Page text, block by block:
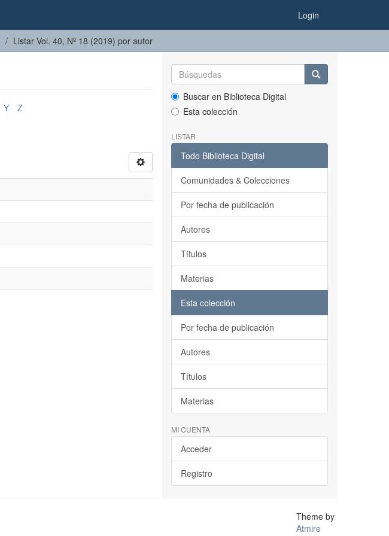
Login
Listar Vol. 40, Nº 18 (2019) por autor
Y Z
Buscar en Biblioteca Digital
Esta colección
LISTAR
Todo Biblioteca Digital
Comunidades & Colecciones
Por fecha de publicación
Autores
Títulos
Materias
Esta colección
Por fecha de publicación
Autores
Títulos
Materias
MI CUENTA
Acceder
Registro
Theme by
Atmire